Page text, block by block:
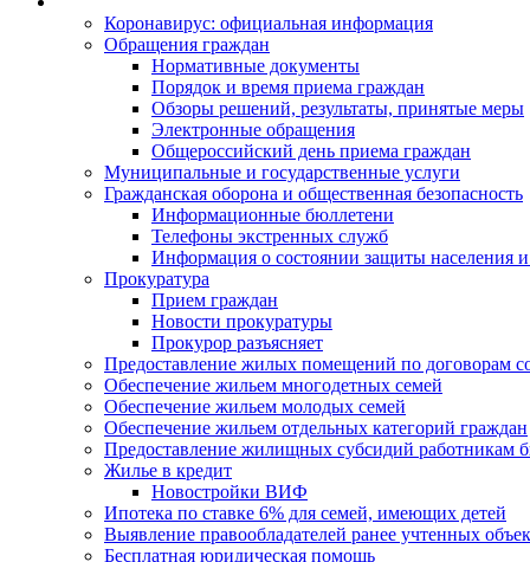
Коронавирус: официальная информация
Обращения граждан
Нормативные документы
Порядок и время приема граждан
Обзоры решений, результаты, принятые меры
Электронные обращения
Общероссийский день приема граждан
Муниципальные и государственные услуги
Гражданская оборона и общественная безопасность
Информационные бюллетени
Телефоны экстренных служб
Информация о состоянии защиты населения
Прокуратура
Прием граждан
Новости прокуратуры
Прокурор разъясняет
Предоставление жилых помещений по договорам
Обеспечение жильем многодетных семей
Обеспечение жильем молодых семей
Обеспечение жильем отдельных категорий граждан
Предоставление жилищных субсидий работникам
Жилье в кредит
Новостройки ВИФ
Ипотека по ставке 6% для семей, имеющих детей
Выявление правообладателей ранее учтенных
Бесплатная юридическая помощь